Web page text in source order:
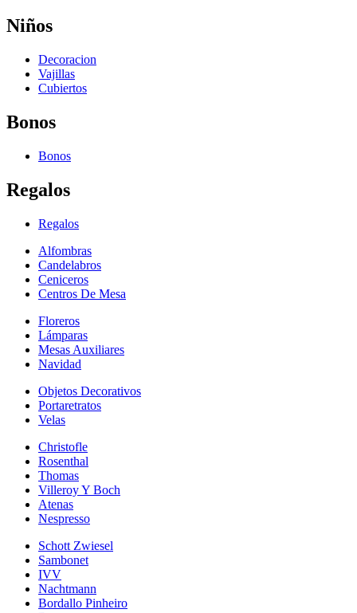
Niños
Decoracion
Vajillas
Cubiertos
Bonos
Bonos
Regalos
Regalos
Alfombras
Candelabros
Ceniceros
Centros De Mesa
Floreros
Lámparas
Mesas Auxiliares
Navidad
Objetos Decorativos
Portaretratos
Velas
Christofle
Rosenthal
Thomas
Villeroy Y Boch
Atenas
Nespresso
Schott Zwiesel
Sambonet
IVV
Nachtmann
Bordallo Pinheiro